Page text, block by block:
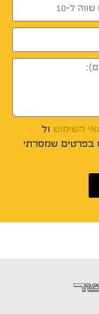
השימוש ול
בפרטים שמסרתי